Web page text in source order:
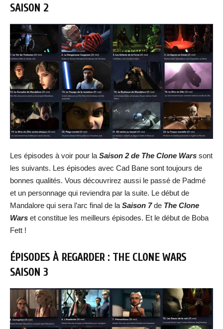
SAISON 2
Les épisodes à voir pour la Saison 2 de The Clone Wars sont
les suivants. Les épisodes avec Cad Bane sont toujours de
bonnes qualités. Vous découvrirez aussi le passé de Padmé
et un personnage qui reviendra par la suite. Le début de
Mandalore qui sera l’arc final de la Saison 7de The Clone
Wars et constitue les meilleurs épisodes. Et le début de Boba
Fett !
ÉPISODES À REGARDER : THE CLONE WARS
SAISON 3